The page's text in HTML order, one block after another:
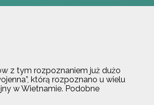
z tym rozpoznaniem już dużo
którą rozpoznano u wielu
w Wietnamie. Podobne